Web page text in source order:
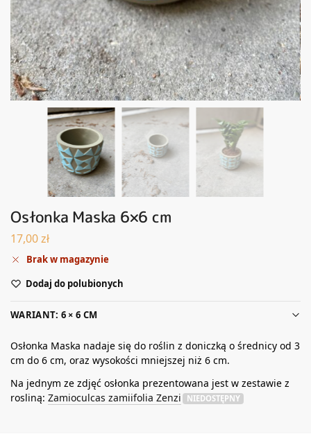
Osłonka Maska 6×6 cm
17,00zł
Brak w magazynie
Dodaj do polubionych
WARIANT: 6 × 6 CM
Osłonka Maska nadaje się do roślin z doniczką o średnicy od 3
cm do 6 cm, oraz wysokości mniejszej niż 6 cm.
Na jednym ze zdjęć osłonka prezentowana jest w zestawie z
rosliną: Zamioculcas zamiifolia Zenzi NIEDOSTĘPNY